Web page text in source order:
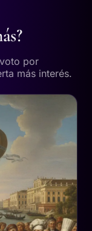
por
más interés.